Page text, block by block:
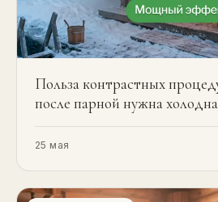
Польза контрастных
после парной нужна
25 мая